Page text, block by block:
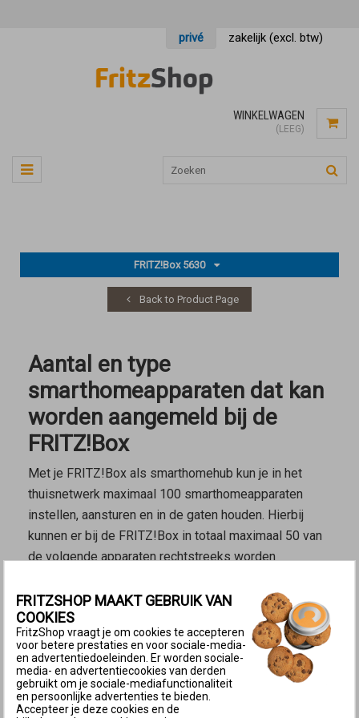
privé zakelijk (excl. btw)
WINKELWAGEN
(LEEG)
FRITZ!Box 5630
Back to Product Page
Aantal en type
smarthomeapparaten dat kan
worden aangemeld bij de
FRITZ!Box
Met je FRITZ!Box als smarthomehub kun je in het
thuisnetwerk maximaal 100 smarthomeapparaten
instellen, aansturen en in de gaten houden. Hierbij
kunnen er bij de FRITZ!Box in totaal maximaal 50 van
de volgende apparaten rechtstreeks worden
Meer smarthomeapparaten
kunnen via een FRITZ!Smart Gateway of
een tweedeFRITZ!Box alsMesh
Repeaterin het thuisnetwerk worden
opgenomen.
FRITZSHOP MAAKT GEBRUIK VAN
COOKIES
FritzShop vraagt je om cookies te accepteren
voor betere prestaties en voor sociale-media-
en advertentiedoeleinden. Er worden sociale-
media- en advertentiecookies van derden
gebruikt om je sociale-mediafunctionaliteit
en persoonlijke advertenties te bieden.
Accepteer je deze cookies en de